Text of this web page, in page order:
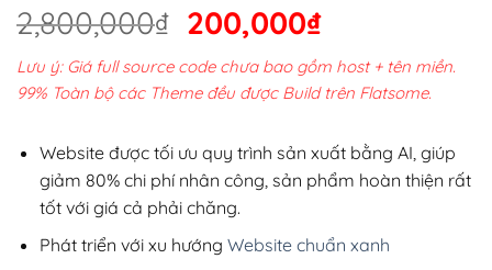
2,800,000₫ Giá
gốc
là:
2,800,000₫.
200,000₫Giá
hiện
tại
200,000₫.
Lưu ý: Giá full source code chưa bao gồm host + tên miền.
99% Toàn bộ các Theme đều được Build trên Flatsome.
Website được tối ưu quy trình sản xuất bằng AI, giúp
giảm 80% chi phí nhân công, sản phẩm hoàn thiện rất
tốt với giá cả phải chăng.
Phát triển với xu hướng Website chuẩn xanh